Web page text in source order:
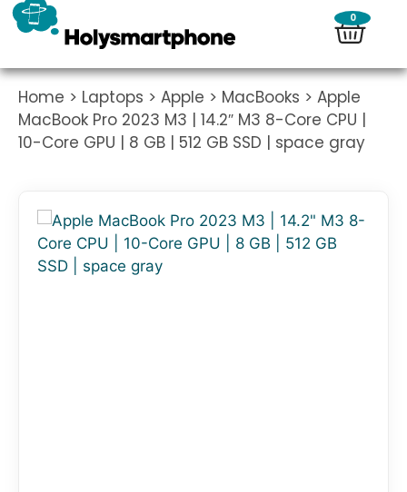
0
Home > Laptops > Apple > MacBooks > Apple
MacBook Pro 2023 M3 | 14.2″ M3 8-Core CPU |
10-Core GPU | 8 GB | 512 GB SSD | space gray